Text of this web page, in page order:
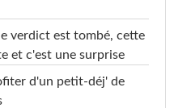
verdict est tombé, cette
et c'est une surprise
d'un petit-déj' de